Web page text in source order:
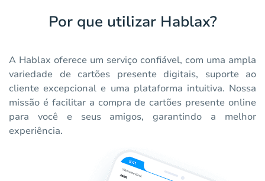
Por que utilizar Hablax?
A Hablax oferece um serviço confiável, com uma ampla
variedade de cartões presente digitais, suporte ao
cliente excepcional e uma plataforma intuitiva. Nossa
missão é facilitar a compra de cartões presente online
para você e seus amigos, garantindo a melhor
experiência.